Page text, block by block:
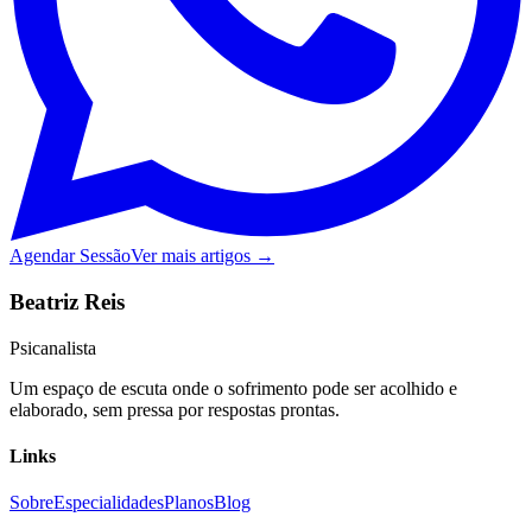
Agendar SessãoVer mais artigos →
Beatriz Reis
Psicanalista
Um espaço de escuta onde o sofrimento pode ser acolhido e
elaborado, sem pressa por respostas prontas.
Links
SobreEspecialidadesPlanosBlog